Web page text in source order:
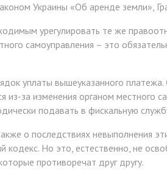
Украины «Об аренде земли»,
урегулировать те же
самоуправления – это
уплаты вышеуказанного
из-за изменения органом
подавать в фискальную
о последствиях невыполнения
Но это, естественно, не
противоречат друг другу.